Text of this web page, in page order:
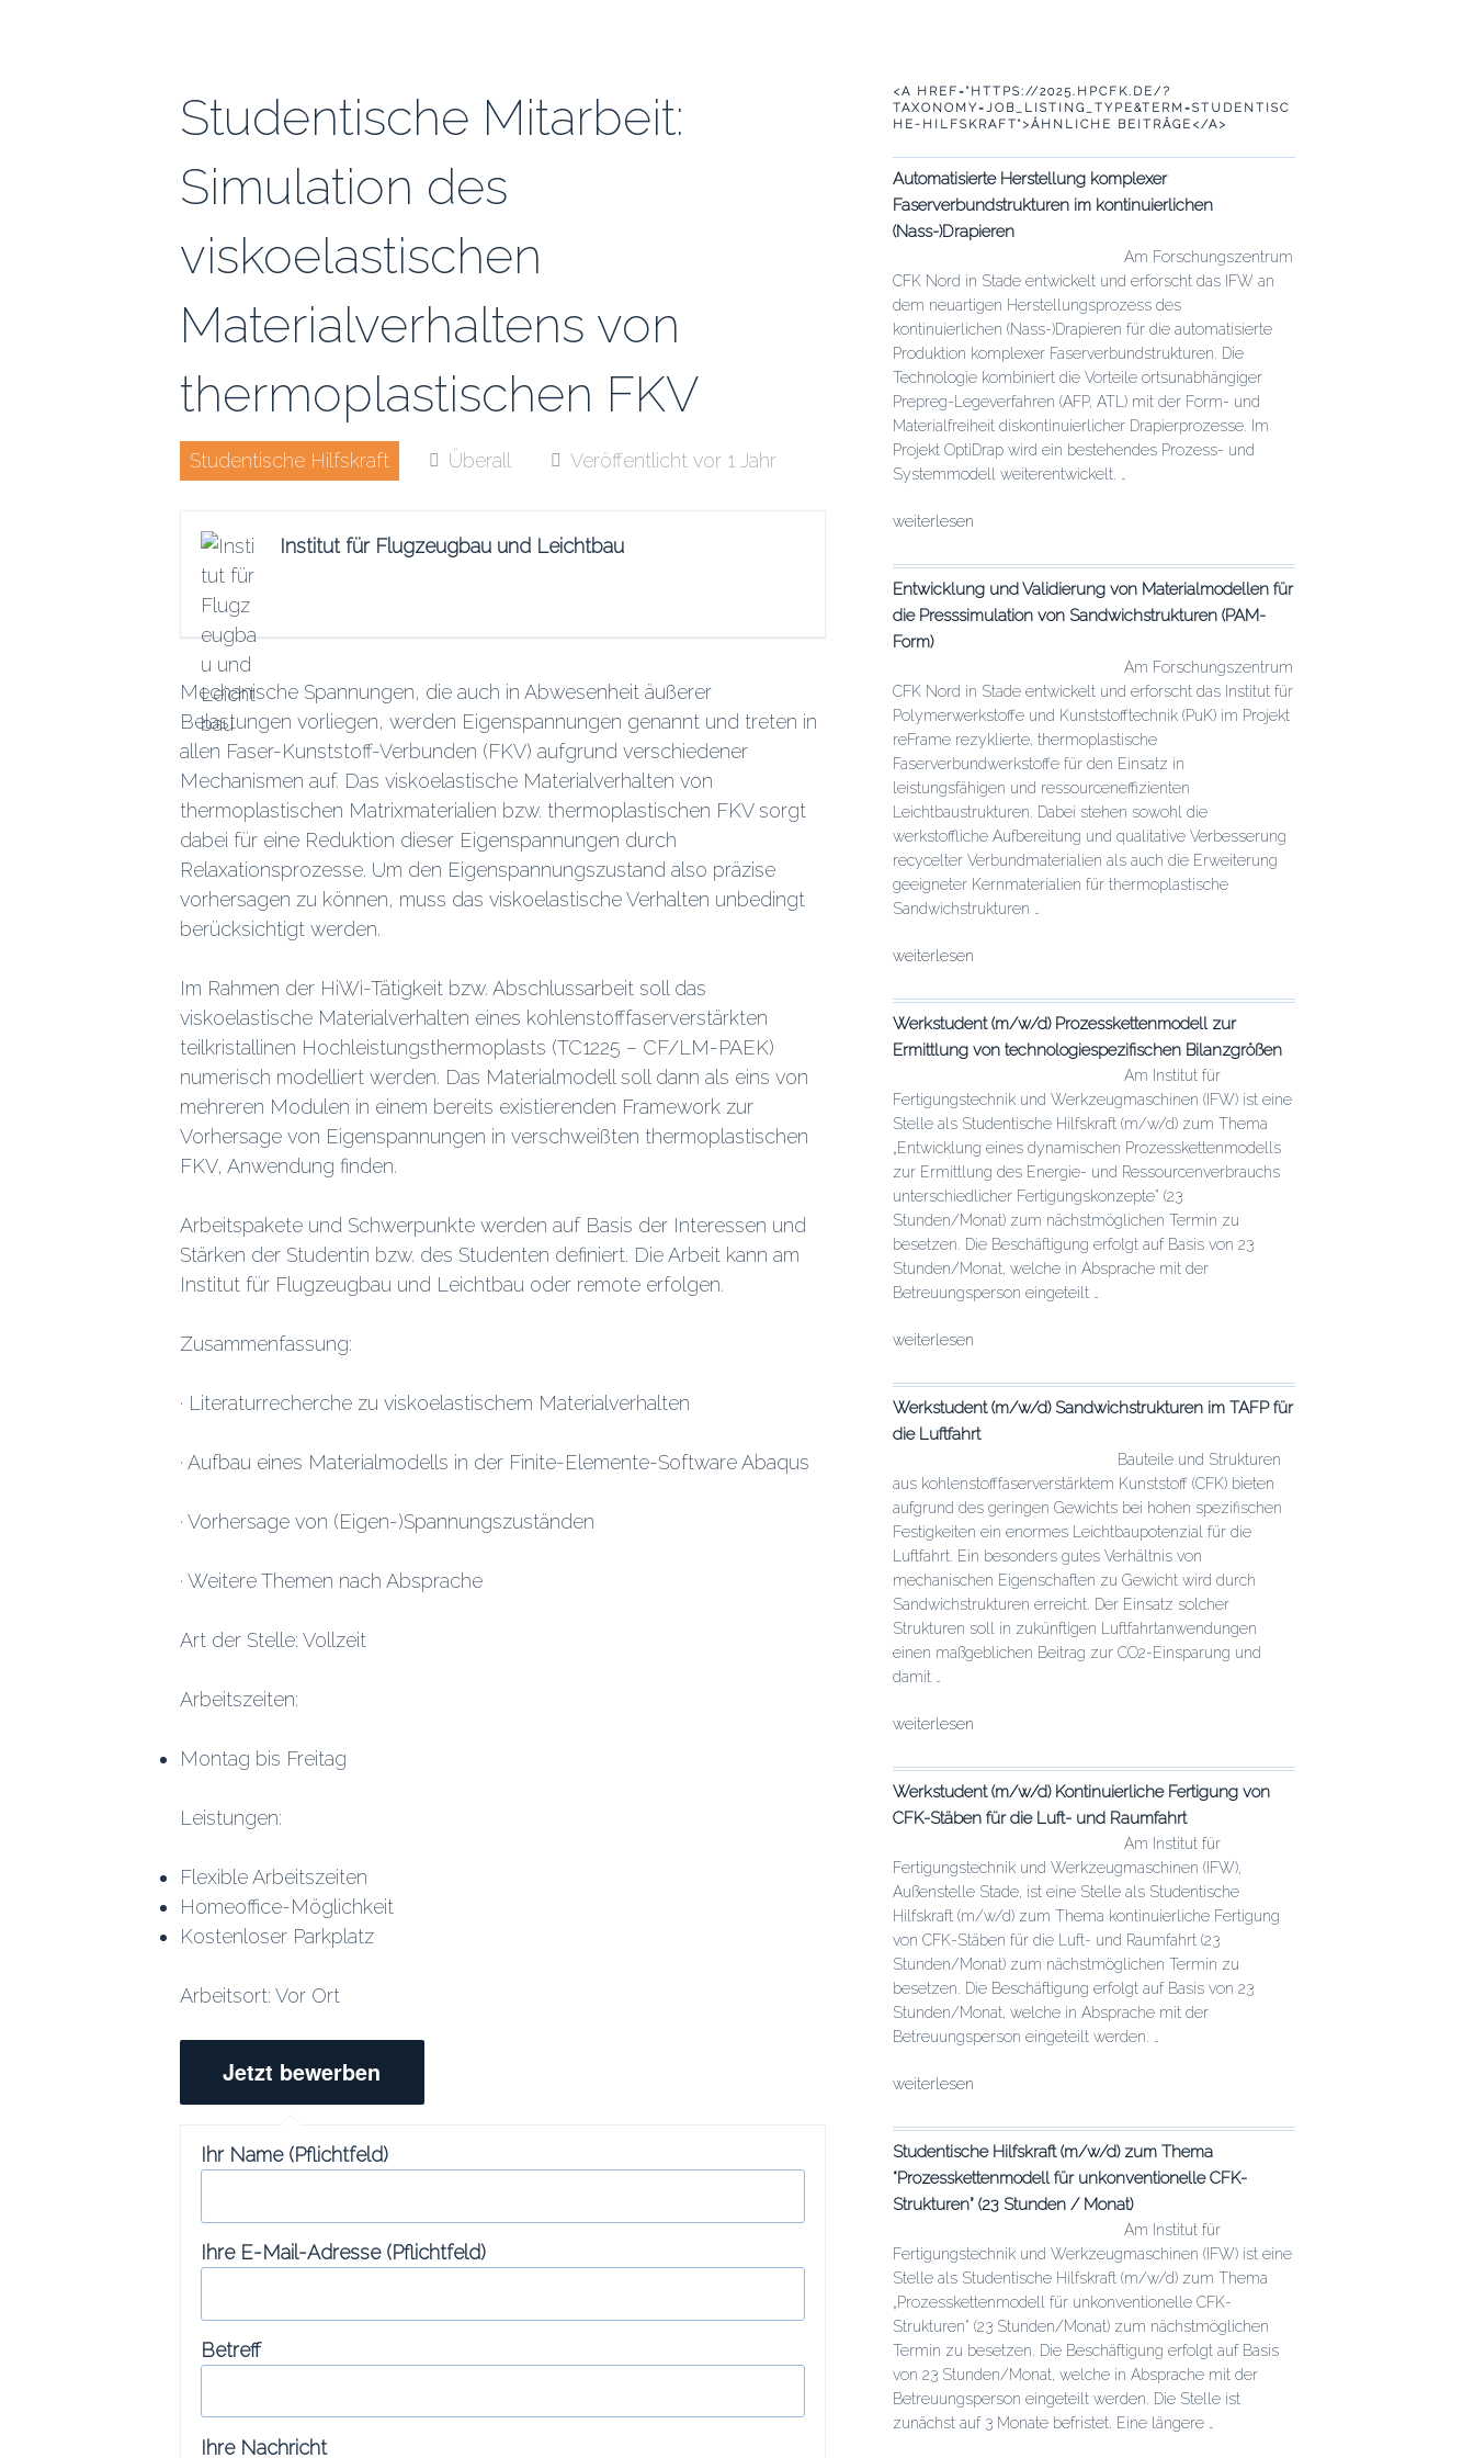
Studentische Mitarbeit:
Simulation des
viskoelastischen
Materialverhaltens von
thermoplastischen FKV
Studentische Hilfskraft Überall Veröffentlicht vor 1 Jahr
Institut für Flugzeugbau und Leichtbau
Mechanische Spannungen, die auch in Abwesenheit äußerer
Belastungen vorliegen, werden Eigenspannungen genannt und treten in
allen Faser-Kunststoff-Verbunden (FKV) aufgrund verschiedener
Mechanismen auf. Das viskoelastische Materialverhalten von
thermoplastischen Matrixmaterialien bzw. thermoplastischen FKV sorgt
dabei für eine Reduktion dieser Eigenspannungen durch
Relaxationsprozesse. Um den Eigenspannungszustand also präzise
vorhersagen zu können, muss das viskoelastische Verhalten unbedingt
berücksichtigt werden.
Im Rahmen der HiWi-Tätigkeit bzw. Abschlussarbeit soll das
viskoelastische Materialverhalten eines kohlenstofffaserverstärkten
teilkristallinen Hochleistungsthermoplasts (TC1225 – CF/LM-PAEK)
numerisch modelliert werden. Das Materialmodell soll dann als eins von
mehreren Modulen in einem bereits existierenden Framework zur
Vorhersage von Eigenspannungen in verschweißten thermoplastischen
FKV, Anwendung finden.
Arbeitspakete und Schwerpunkte werden auf Basis der Interessen und
Stärken der Studentin bzw. des Studenten definiert. Die Arbeit kann am
Institut für Flugzeugbau und Leichtbau oder remote erfolgen.
Zusammenfassung:
· Literaturrecherche zu viskoelastischem Materialverhalten
· Aufbau eines Materialmodells in der Finite-Elemente-Software Abaqus
· Vorhersage von (Eigen-)Spannungszuständen
· Weitere Themen nach Absprache
Art der Stelle: Vollzeit
Arbeitszeiten:
Montag bis Freitag
Leistungen:
Flexible Arbeitszeiten
Homeoffice-Möglichkeit
Kostenloser Parkplatz
Arbeitsort: Vor Ort
Ihr Name (Pflichtfeld)
Ihre E-Mail-Adresse (Pflichtfeld)
Betreff
Ihre Nachricht
<A HREF="HTTPS://2025.HPCFK.DE/?
TAXONOMY=JOB_LISTING_TYPE&TERM=STUDENTISC
HE-HILFSKRAFT">ÄHNLICHE BEITRÄGE</A>
Automatisierte Herstellung komplexer
Faserverbundstrukturen im kontinuierlichen
(Nass-)Drapieren
Am Forschungszentrum
CFK Nord in Stade entwickelt und erforscht das IFW an
dem neuartigen Herstellungsprozess des
kontinuierlichen (Nass-)Drapieren für die automatisierte
Produktion komplexer Faserverbundstrukturen. Die
Technologie kombiniert die Vorteile ortsunabhängiger
Prepreg-Legeverfahren (AFP, ATL) mit der Form- und
Materialfreiheit diskontinuierlicher Drapierprozesse. Im
Projekt OptiDrap wird ein bestehendes Prozess- und
Systemmodell weiterentwickelt. …
„Studentische
Simulation
des
viskoelastischen
Materialverhaltens
thermoplastischen
FKV“
weiterlesen
Entwicklung und Validierung von Materialmodellen für
die Presssimulation von Sandwichstrukturen (PAM-
Form)
Am Forschungszentrum
CFK Nord in Stade entwickelt und erforscht das Institut für
Polymerwerkstoffe und Kunststofftechnik (PuK) im Projekt
reFrame rezyklierte, thermoplastische
Faserverbundwerkstoffe für den Einsatz in
leistungsfähigen und ressourceneffizienten
Leichtbaustrukturen. Dabei stehen sowohl die
werkstoffliche Aufbereitung und qualitative Verbesserung
recycelter Verbundmaterialien als auch die Erweiterung
geeigneter Kernmaterialien für thermoplastische
Sandwichstrukturen …
„Studentische
Simulation
des
viskoelastischen
von
thermoplastischen
FKV“
weiterlesen
Werkstudent (m/w/d) Prozesskettenmodell zur
Ermittlung von technologiespezifischen Bilanzgrößen
Am Institut für
Fertigungstechnik und Werkzeugmaschinen (IFW) ist eine
Stelle als Studentische Hilfskraft (m/w/d) zum Thema
„Entwicklung eines dynamischen Prozesskettenmodells
zur Ermittlung des Energie- und Ressourcenverbrauchs
unterschiedlicher Fertigungskonzepte” (23
Stunden/Monat) zum nächstmöglichen Termin zu
besetzen. Die Beschäftigung erfolgt auf Basis von 23
Stunden/Monat, welche in Absprache mit der
Betreuungsperson eingeteilt …
„Studentische
Simulation
des
viskoelastischen
von
thermoplastischen
FKV“
weiterlesen
Werkstudent (m/w/d) Sandwichstrukturen im TAFP für
die Luftfahrt
Bauteile und Strukturen
aus kohlenstofffaserverstärktem Kunststoff (CFK) bieten
aufgrund des geringen Gewichts bei hohen spezifischen
Festigkeiten ein enormes Leichtbaupotenzial für die
Luftfahrt. Ein besonders gutes Verhältnis von
mechanischen Eigenschaften zu Gewicht wird durch
Sandwichstrukturen erreicht. Der Einsatz solcher
Strukturen soll in zukünftigen Luftfahrtanwendungen
einen maßgeblichen Beitrag zur CO2-Einsparung und
damit …
„Studentische
Simulation
des
viskoelastischen
von
thermoplastischen
FKV“
weiterlesen
Werkstudent (m/w/d) Kontinuierliche Fertigung von
CFK-Stäben für die Luft- und Raumfahrt
Am Institut für
Fertigungstechnik und Werkzeugmaschinen (IFW),
Außenstelle Stade, ist eine Stelle als Studentische
Hilfskraft (m/w/d) zum Thema kontinuierliche Fertigung
von CFK-Stäben für die Luft- und Raumfahrt (23
Stunden/Monat) zum nächstmöglichen Termin zu
besetzen. Die Beschäftigung erfolgt auf Basis von 23
Stunden/Monat, welche in Absprache mit der
Betreuungsperson eingeteilt werden. …
„Studentische
Simulation
des
viskoelastischen
Materialverhaltens
thermoplastischen
FKV“
weiterlesen
Studentische Hilfskraft (m/w/d) zum Thema
“Prozesskettenmodell für unkonventionelle CFK-
Strukturen” (23 Stunden / Monat)
Am Institut für
Fertigungstechnik und Werkzeugmaschinen (IFW) ist eine
Stelle als Studentische Hilfskraft (m/w/d) zum Thema
„Prozesskettenmodell für unkonventionelle CFK-
Strukturen“ (23 Stunden/Monat) zum nächstmöglichen
Termin zu besetzen. Die Beschäftigung erfolgt auf Basis
von 23 Stunden/Monat, welche in Absprache mit der
Betreuungsperson eingeteilt werden. Die Stelle ist
zunächst auf 3 Monate befristet. Eine längere …